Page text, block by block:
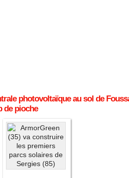
photovoltaïque au sol de
de pioche